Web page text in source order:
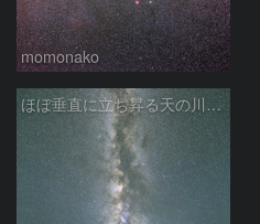
momonako
ほぼ垂直に立ち昇る天の川銀河